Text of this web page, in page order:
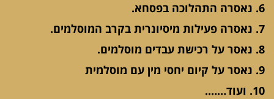
6. נאסרה התהלוכה בפסחא.
7. נאסרה פעילות מיסיונרית בקרב המוסלמים.
8. נאסר על רכישת עבדים מוסלמים.
9. נאסר על קיום יחסי מין עם מוסלמית
10. ועוד…….